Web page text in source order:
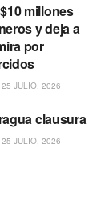
millones
y deja a
por
25 JULIO, 2026
clausura
25 JULIO, 2026